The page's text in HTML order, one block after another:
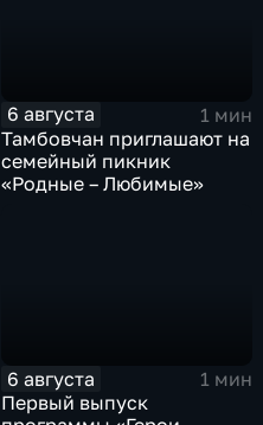
6 августа
1 мин
Тамбовчан приглашают на
семейный пикник
«Родные – Любимые»
6 августа
1 мин
Первый выпуск